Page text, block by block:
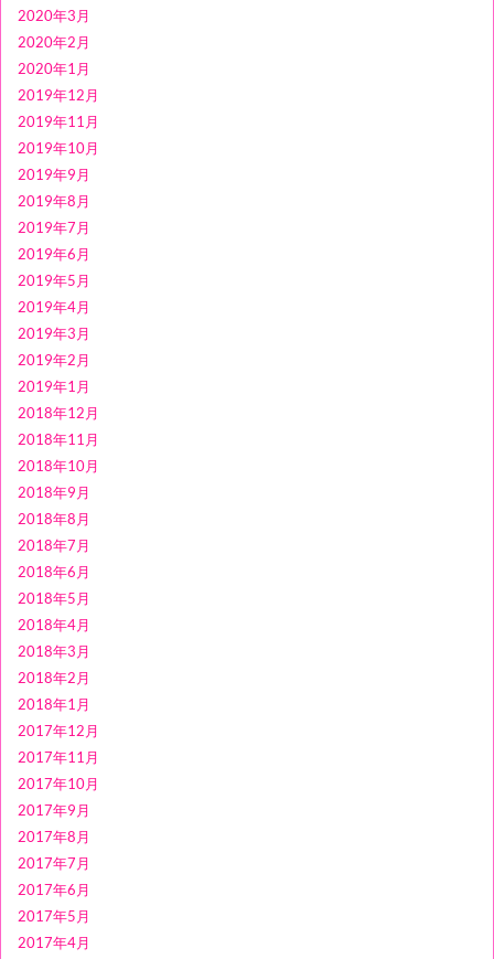
2020年3月
2020年2月
2020年1月
2019年12月
2019年11月
2019年10月
2019年9月
2019年8月
2019年7月
2019年6月
2019年5月
2019年4月
2019年3月
2019年2月
2019年1月
2018年12月
2018年11月
2018年10月
2018年9月
2018年8月
2018年7月
2018年6月
2018年5月
2018年4月
2018年3月
2018年2月
2018年1月
2017年12月
2017年11月
2017年10月
2017年9月
2017年8月
2017年7月
2017年6月
2017年5月
2017年4月